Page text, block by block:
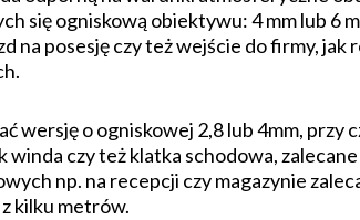
się ogniskową obiektywu: 4 mm lub 6
na posesję czy też wejście do firmy,
wersję o ogniskowej 2,8 lub 4mm, przy
winda czy też klatka schodowa,
np. na recepcji czy magazynie
kilku metrów.